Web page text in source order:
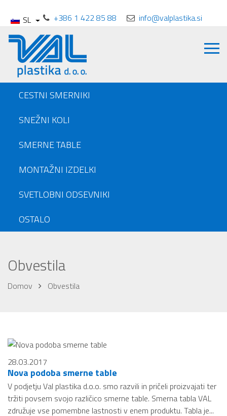
SL +386 1 422 85 88 info@valplastika.si
CESTNI SMERNIKI
SNEŽNI KOLI
SMERNE TABLE
MONTAŽNI IZDELKI
SVETLOBNI ODSEVNIKI
OSTALO
Obvestila
Domov Obvestila
28.03.2017
Nova podoba smerne table
V podjetju Val plastika d.o.o. smo razvili in pričeli proizvajati ter
tržiti povsem svojo različico smerne table. Smerna tabla VAL
združuje vse pomembne lastnosti v enem produktu. Tabla je...